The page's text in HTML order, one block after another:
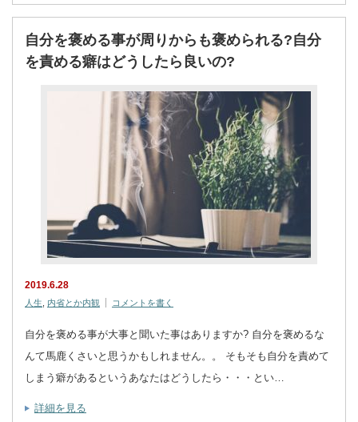
自分を褒める事が周りからも褒められる?自分
を責める癖はどうしたら良いの?
2019.6.28
人生 内省とか内観 コメントを書く
自分を褒める事が大事と聞いた事はありますか? 自分を褒めるな
んて馬鹿くさいと思うかもしれません。。 そもそも自分を責めて
しまう癖があるというあなたはどうしたら・・・とい…
詳細を見る